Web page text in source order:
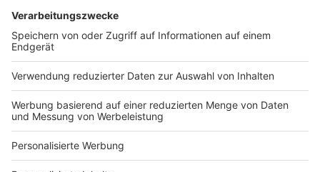
Services
Bauprojekt-Quiz
Häuser-Suche
Hausanbieter-Suche
Bauprojekt-Profil
Für Unternehmen